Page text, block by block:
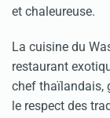
et chaleureuse.
La cuisine du
restaurant
chef thaïlandais,
le respect des